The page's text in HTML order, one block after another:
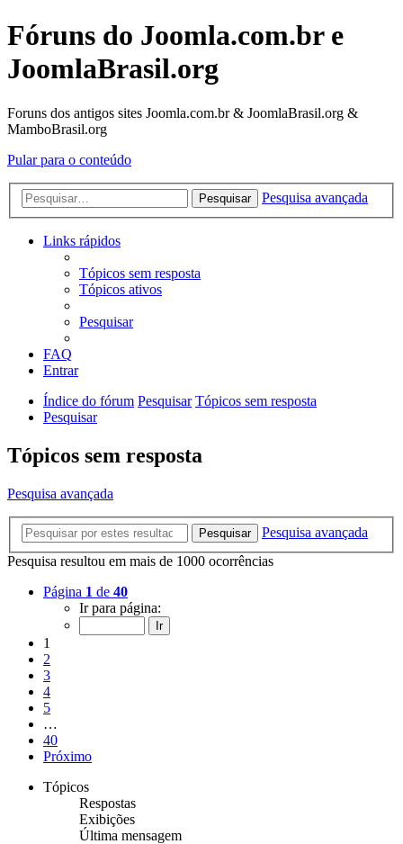
Fóruns do Joomla.com.br e
JoomlaBrasil.org
Foruns dos antigos sites Joomla.com.br & JoomlaBrasil.org &
MamboBrasil.org
Pular para o conteúdo
Pesquisar Pesquisa avançada
Links rápidos
Tópicos sem resposta
Tópicos ativos
Pesquisar
FAQ
Entrar
Índice do fórum Pesquisar Tópicos sem resposta
Pesquisar
Tópicos sem resposta
Pesquisa avançada
Pesquisar
Pesquisa avançada
Pesquisa resultou em mais de 1000 ocorrências
Página 1 de 40
Ir para página:
1
2
3
4
5
…
40
Próximo
Tópicos
Respostas
Exibições
Última mensagem